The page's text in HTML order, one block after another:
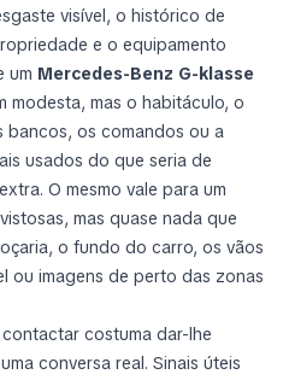
visível, o histórico de
e o equipamento
um Mercedes-Benz G-klasse
modesta, mas o habitáculo, o
bancos, os comandos ou a
usados do que seria de
O mesmo vale para um
mas quase nada que
o fundo do carro, os vãos
ou imagens de perto das zonas
costuma dar-lhe
conversa real. Sinais úteis